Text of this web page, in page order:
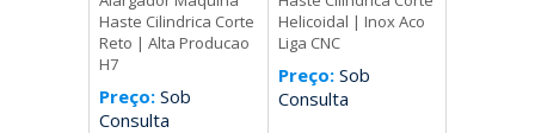
Haste Cilindrica Corte
Reto | Alta Producao
H7
Preço: Sob
Consulta
Helicoidal | Inox Aco
Liga CNC
Preço:Sob
Consulta